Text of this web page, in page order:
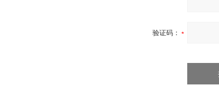
验证码：